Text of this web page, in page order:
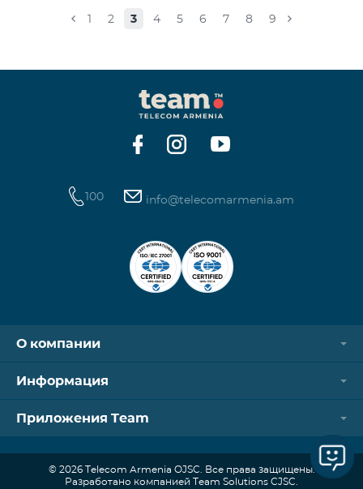
от: 3,730 AMD ASUS B1502CV - 359,000 ֏ |
ASUS X1504V - 264,000 ֏ | Ежемесячный платеж от:
5,500 AMD ASUS E1504G - 175,000 ֏ | Ежемесячный
платеж от: 3,645 AMD Dell Vostro 3520 - 159,000 ֏ |
Ежемесячный платеж от: 3,320
1 2 3 4 5 6 7 8 9
100 info@telecomarmenia.am
О компании
Информация
Приложения Team
© 2026 Telecom Armenia OJSC. Все права защищены.
Разработано компанией Team Solutions CJSC.